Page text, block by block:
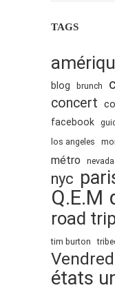
novembre 2009
juin 2009
mai 2009
avril 2009
mars 2009
février 2009
janvier 2009
décembre 2008
novembre 2008
TAGS
blog brunch
concert
facebook
los angeles
métro nevada
nyc
Q.E.M
road
tim burton
états